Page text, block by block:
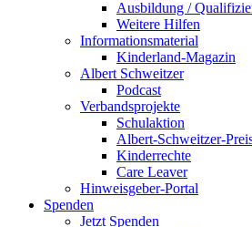
Ausbildung /
Weitere Hilfen
Informationsmaterial
Kinderland-Magazin
Albert Schweitzer
Podcast
Verbandsprojekte
Schulaktion
Albert-Schweitzer-
Kinderrechte
Care Leaver
Hinweisgeber-Portal
Spenden
Jetzt Spenden